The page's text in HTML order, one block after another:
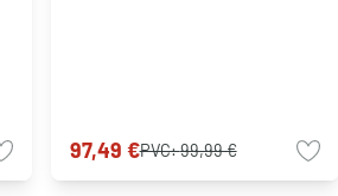
97,49 €PVC:99,99 €